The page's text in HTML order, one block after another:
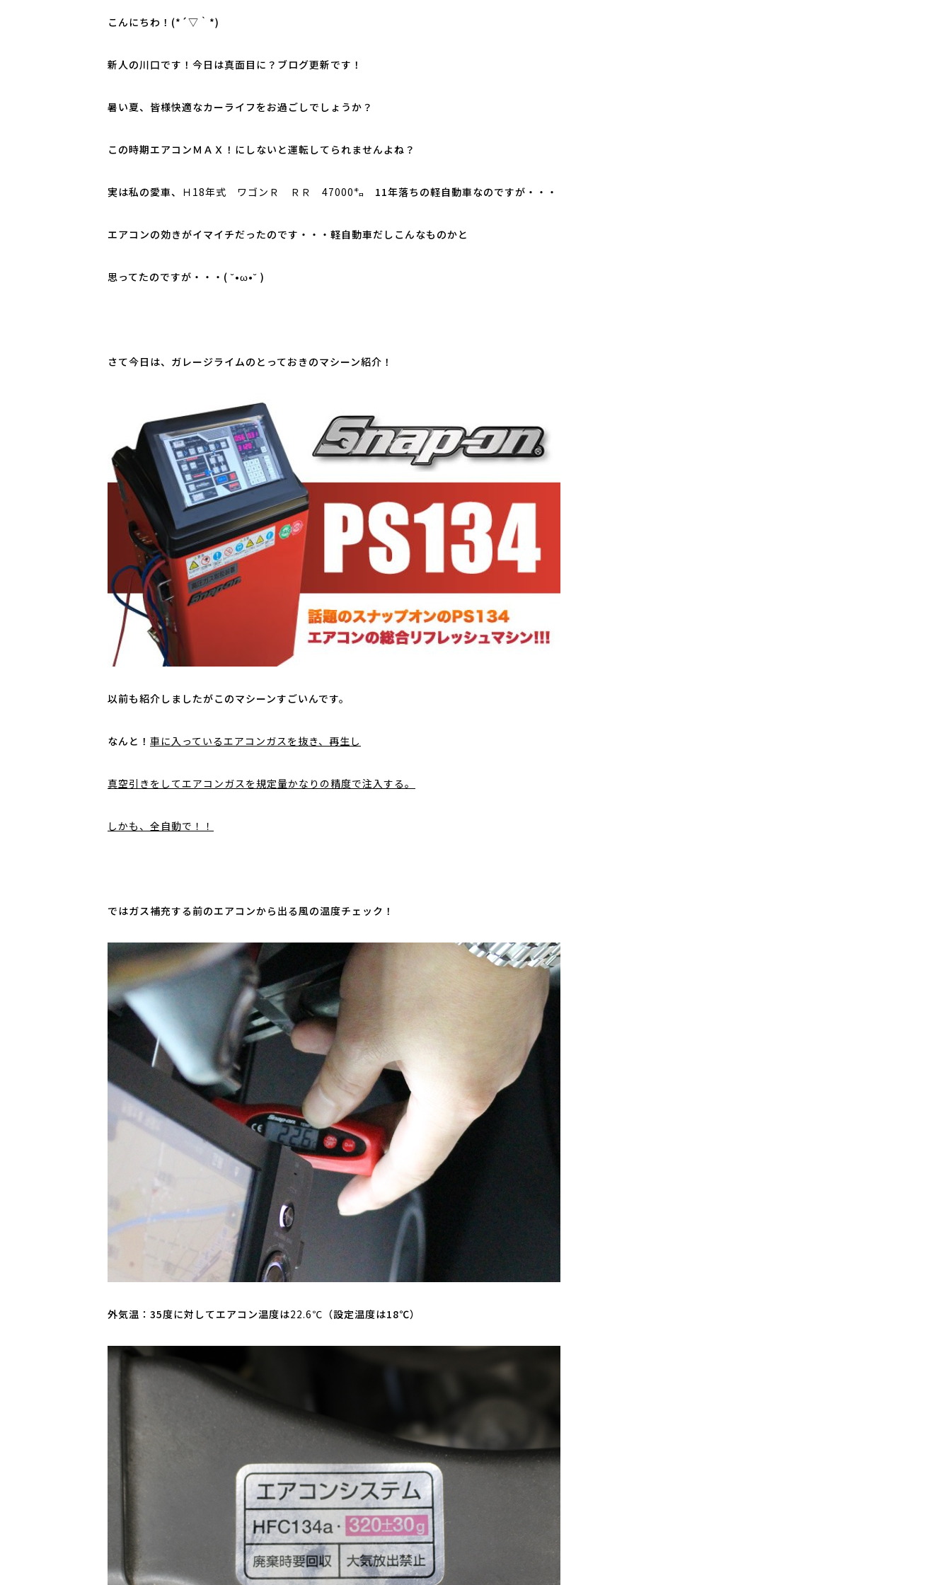
こんにちわ！(*´▽｀*)
新人の川口です！今日は真面目に？ブログ更新です！
暑い夏、皆様快適なカーライフをお過ごしでしょうか？
この時期エアコンＭＡＸ！にしないと運転してられませんよね？
実は私の愛車、 Ｈ18年式 ワゴンＲ ＲＲ 47000㌔ 11年落ちの軽自動車なのですが・・・
エアコンの効きがイマイチだったのです・・・軽自動車だしこんなものかと
思ってたのですが・・・( ˘•ω•˘ )
さて今日は、ガレージライムのとっておきのマシーン紹介！
以前も紹介しましたがこのマシーンすごいんです。
なんと！ 車に入っているエアコンガスを抜き、再生し
真空引きをしてエアコンガスを規定量かなりの精度で注入する。
しかも、全自動で！！
ではガス補充する前のエアコンから出る風の温度チェック！
外気温：35度に対してエアコン温度は22.6℃ （設定温度は18℃）